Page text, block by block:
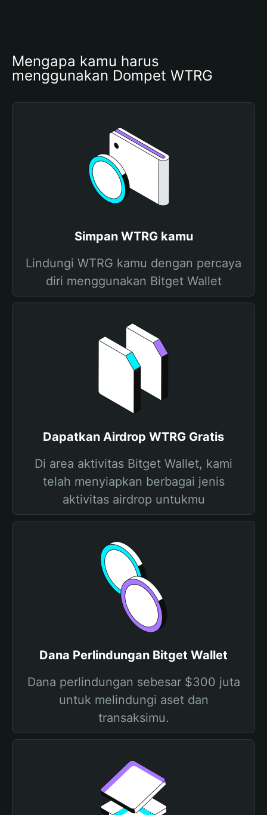
Mengapa kamu harus
menggunakan Dompet WTRG
Simpan WTRG kamu
Lindungi WTRG kamu dengan percaya
diri menggunakan Bitget Wallet
Dapatkan Airdrop WTRG Gratis
Di area aktivitas Bitget Wallet, kami
telah menyiapkan berbagai jenis
aktivitas airdrop untukmu
Dana Perlindungan Bitget Wallet
Dana perlindungan sebesar $300 juta
untuk melindungi aset dan
transaksimu.